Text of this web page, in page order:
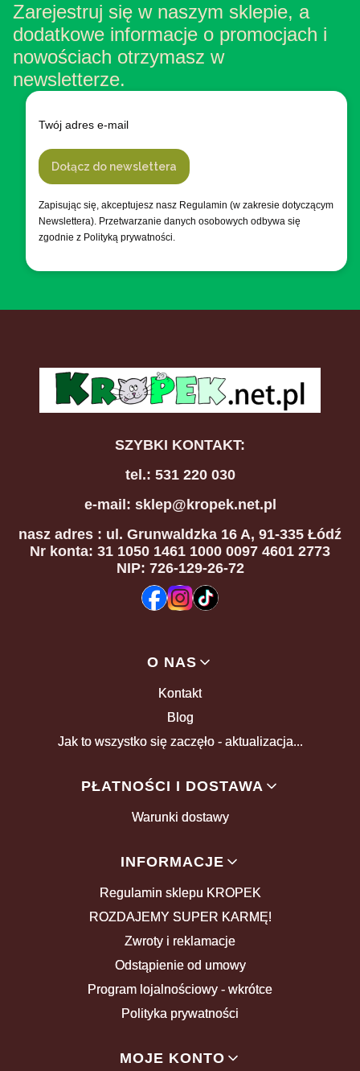
Zarejestruj się w naszym sklepie, a
dodatkowe informacje o promocjach i
nowościach otrzymasz w
newsletterze.
Twój adres e-mail
Dołącz do newslettera
Zapisując się, akceptujesz nasz Regulamin (w zakresie dotyczącym
Newslettera). Przetwarzanie danych osobowych odbywa się
zgodnie z Polityką prywatności.
SZYBKI KONTAKT:
tel.: 531 220 030
e-mail: sklep@kropek.net.pl
nasz adres : ul. Grunwaldzka 16 A, 91-335 Łódź
Nr konta: 31 1050 1461 1000 0097 4601 2773
NIP: 726-129-26-72
O NAS
Kontakt
Blog
Jak to wszystko się zaczęło - aktualizacja...
PŁATNOŚCI I DOSTAWA
Warunki dostawy
INFORMACJE
Regulamin sklepu KROPEK
ROZDAJEMY SUPER KARMĘ!
Zwroty i reklamacje
Odstąpienie od umowy
Program lojalnościowy - wkrótce
Polityka prywatności
MOJE KONTO